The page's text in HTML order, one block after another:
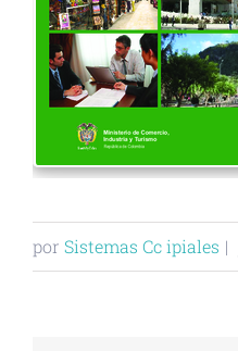
por Sistemas Cc ipiales |